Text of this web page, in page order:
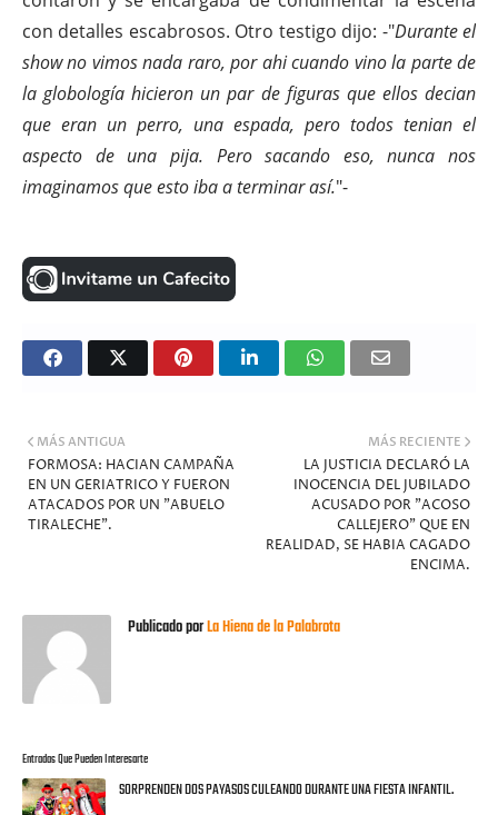
con detalles escabrosos. Otro testigo dijo: -"Durante el
show no vimos nada raro, por ahi cuando vino la parte de
la globología hicieron un par de figuras que ellos decian
que eran un perro, una espada, pero todos tenian el
aspecto de una pija. Pero sacando eso, nunca nos
imaginamos que esto iba a terminar así."-
MÁS RECIENTE
LA JUSTICIA DECLARÓ LA
INOCENCIA DEL JUBILADO
ACUSADO POR "ACOSO
CALLEJERO" QUE EN
REALIDAD, SE HABIA CAGADO
ENCIMA.
MÁS ANTIGUA
FORMOSA: HACIAN CAMPAÑA
EN UN GERIATRICO Y FUERON
ATACADOS POR UN "ABUELO
TIRALECHE".
Publicado porLa Hiena de la Palabrota
Entradas Que Pueden Interesarte
SORPRENDEN DOS PAYASOS CULEANDO DURANTE UNA FIESTA INFANTIL.